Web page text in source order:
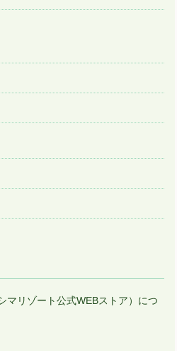
マリゾート公式WEBストア）につ